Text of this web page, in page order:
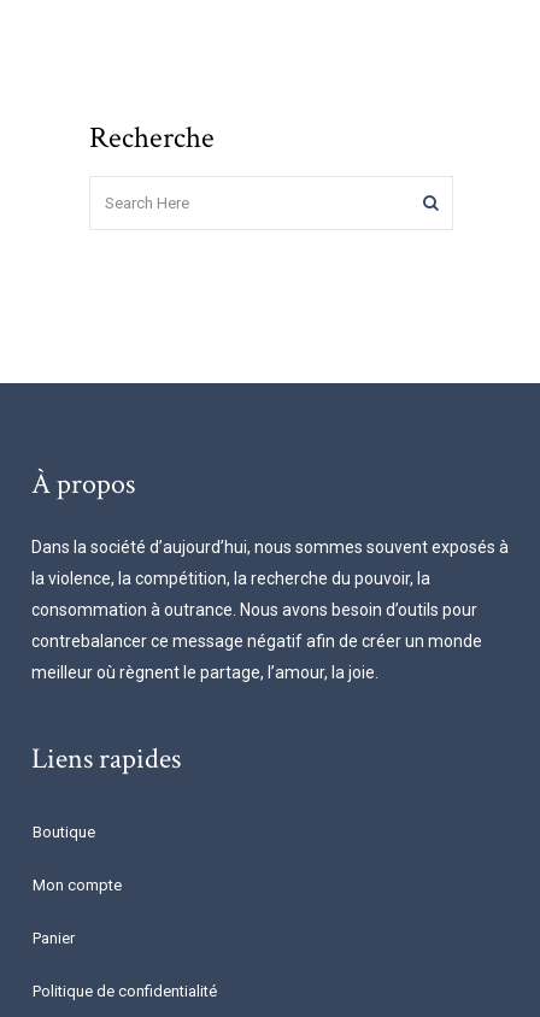
Recherche
À propos
Dans la société d’aujourd’hui, nous sommes souvent exposés à
la violence, la compétition, la recherche du pouvoir, la
consommation à outrance. Nous avons besoin d’outils pour
contrebalancer ce message négatif afin de créer un monde
meilleur où règnent le partage, l’amour, la joie.
Liens rapides
Boutique
Mon compte
Panier
Politique de confidentialité